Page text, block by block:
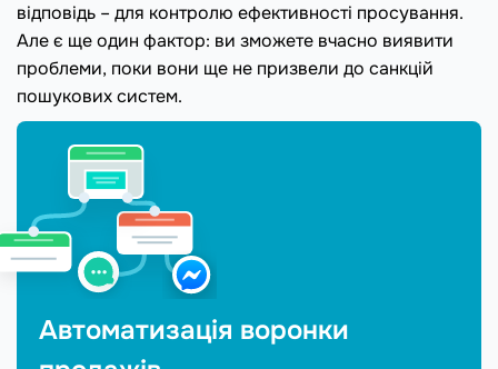
відповідь – для контролю ефективності просування.
Але є ще один фактор: ви зможете вчасно виявити
проблеми, поки вони ще не призвели до санкцій
пошукових систем.
Автоматизація воронки